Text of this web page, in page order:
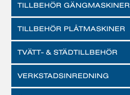
TILLBEHÖR GÄNGMASKINER
TILLBEHÖR PLÅTMASKINER
TVÄTT- & STÄDTILLBEHÖR
VERKSTADSINREDNING